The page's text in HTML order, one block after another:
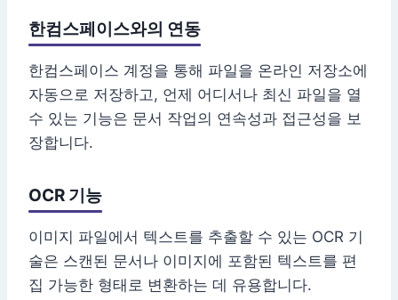
한컴스페이스와의 연동
한컴스페이스 계정을 통해 파일을 온라인 저장소에
자동으로 저장하고, 언제 어디서나 최신 파일을 열
수 있는 기능은 문서 작업의 연속성과 접근성을 보
장합니다.
OCR 기능
이미지 파일에서 텍스트를 추출할 수 있는 OCR 기
술은 스캔된 문서나 이미지에 포함된 텍스트를 편
집 가능한 형태로 변환하는 데 유용합니다.